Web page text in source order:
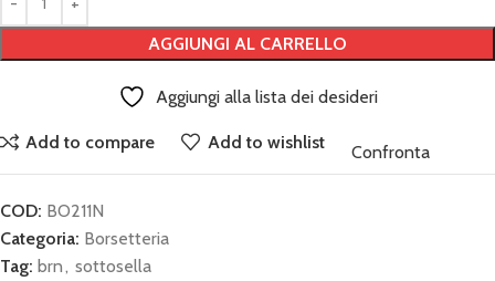
AGGIUNGI AL CARRELLO
Aggiungi alla lista dei desideri
Add to compare Add to wishlist Confronta
COD: BO211N
Categoria: Borsetteria
Tag: brn, sottosella